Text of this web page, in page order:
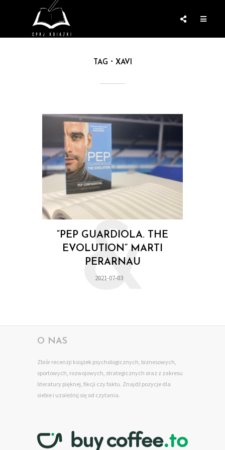
TAG XAVI
“PEP GUARDIOLA. THE
EVOLUTION” MARTI
PERARNAU
2021-07-03
&
O NAS
Zbiór recenzji książek psychologicznych, biznesowych,
sportowych, rozwojowych, strategicznych oraz z zakresu
literatury pięknej, fikcji czy faktu. Znajdź pozycje dla
siebie i uzależnij się od czytania.